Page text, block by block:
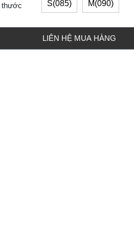
thước S(085) M(090)
LIÊN HỆ MUA HÀNG